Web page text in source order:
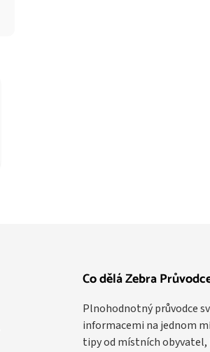
Co dělá Zebra
Plnohodnotný průvodce
informacemi na jednom
tipy od místních obyvatel,